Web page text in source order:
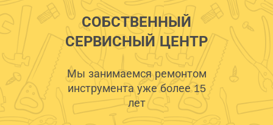
СОБСТВЕННЫЙ
СЕРВИСНЫЙ ЦЕНТР
Мы занимаемся ремонтом
инструмента уже более 15
лет